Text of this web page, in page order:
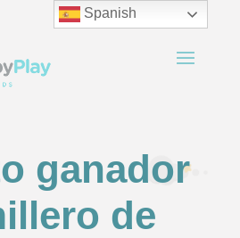
ganador
de
Spanish